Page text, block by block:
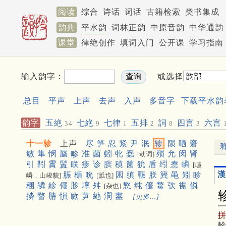
阅读 综合 诗话 词话 古籍检索
类书集成
韵典
平水韵 词林正韵 中原音韵
中华通韵
课堂
律绝创作 填词入门 公开课 学习指南
输入韵字： 或选择
总目 平声 上声 去声 入声 多音字 下载平水韵
韵字 五絶 34 七絶 9 七律 1 五排 2 詞 8 四言 3 六言
十一轸 上声 尽 笋 忍 紧 尹 泯 轸 陨 哂 窘
敏 隼 悯 蜃 畛 准 菌 蚓 牝 蠢 [动词] 殒 允 闵 肾
引
靷 霣 鬒 眹 疹 诊 膑 稹 箘 狁 盾 纼 惷 嶙 [嶾
嶙，山峻貌] 脤 楯 吮 [舐也] 囷 缜 辴 朕 簨 黾 矧
眕
稛 辚 紾 僶 胗 埻 舛 [杂也] 慜 纯 僒 鳘 弞 裖 僯
撛 暋 䐏 愪 㰮 芛 䊶 潣 䀆 [更多…]